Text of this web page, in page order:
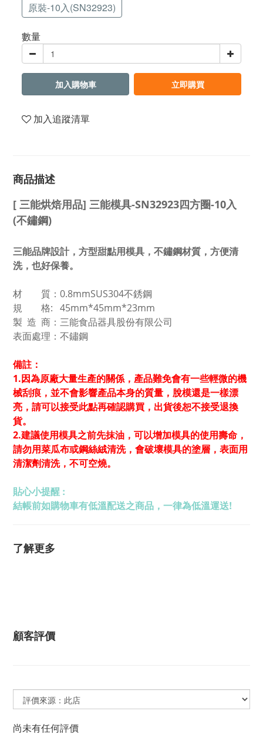
原裝-10入(SN32923)
數量
加入購物車 立即購買
加入追蹤清單
商品描述
[ 三能烘焙用品] 三能模具-SN32923四方圈-10入
(不鏽鋼)
三能品牌設計，方型甜點用模具，不鏽鋼材質，方便清
洗，也好保養。
材 質：0.8mmSUS304不銹鋼
規 格: 45mm*45mm*23mm
製 造 商：三能食品器具股份有限公司
表面處理：不鏽鋼
備註：
1.因為原廠大量生產的關係，產品難免會有一些輕微的機
械刮痕，並不會影響產品本身的質量，脫模還是一樣漂
亮，請可以接受此點再確認購買，出貨後恕不接受退換
貨。
2.建議使用模具之前先抹油，可以增加模具的使用壽命，
請勿用菜瓜布或鋼絲絨清洗，會破壞模具的塗層，表面用
清潔劑清洗，不可空燒。
貼心小提醒 :
結帳前如購物車有低溫配送之商品，一律為低溫運送!
了解更多
顧客評價
尚未有任何評價